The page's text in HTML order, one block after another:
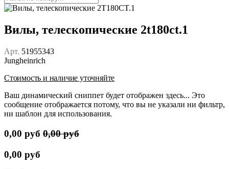
Вилы, телескопические 2t180ct.1
Арт. 51955343
Jungheinrich
Стоимость и наличие уточняйте
Ваш динамический сниппет будет отображен здесь... Это
сообщение отображается потому, что вы не указали ни фильтр,
ни шаблон для использования.
0,00 руб 0,00руб
0,00 руб